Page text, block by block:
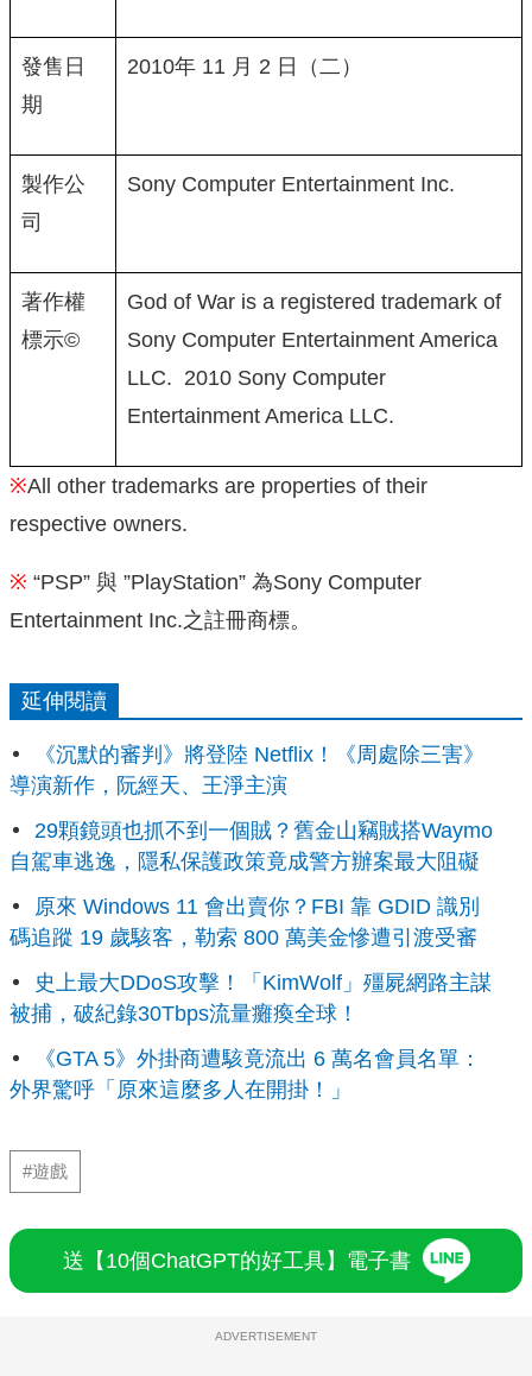
發售日
期
2010年 11 月 2 日（二）
製作公
司
Sony Computer Entertainment Inc.
著作權
標示©
God of War is a registered trademark of
Sony Computer Entertainment America
LLC. 2010 Sony Computer
Entertainment America LLC.
※All other trademarks are properties of their
respective owners.
※ “PSP” 與 ”PlayStation” 為Sony Computer
Entertainment Inc.之註冊商標。
延伸閱讀
《沉默的審判》將登陸 Netflix！《周處除三害》
導演新作，阮經天、王淨主演
29顆鏡頭也抓不到一個賊？舊金山竊賊搭Waymo
自駕車逃逸，隱私保護政策竟成警方辦案最大阻礙
原來 Windows 11 會出賣你？FBI 靠 GDID 識別
碼追蹤 19 歲駭客，勒索 800 萬美金慘遭引渡受審
史上最大DDoS攻擊！「KimWolf」殭屍網路主謀
被捕，破紀錄30Tbps流量癱瘓全球！
《GTA 5》外掛商遭駭竟流出 6 萬名會員名單：
外界驚呼「原來這麼多人在開掛！」
#遊戲
送【10個ChatGPT的好工具】電子書
ADVERTISEMENT